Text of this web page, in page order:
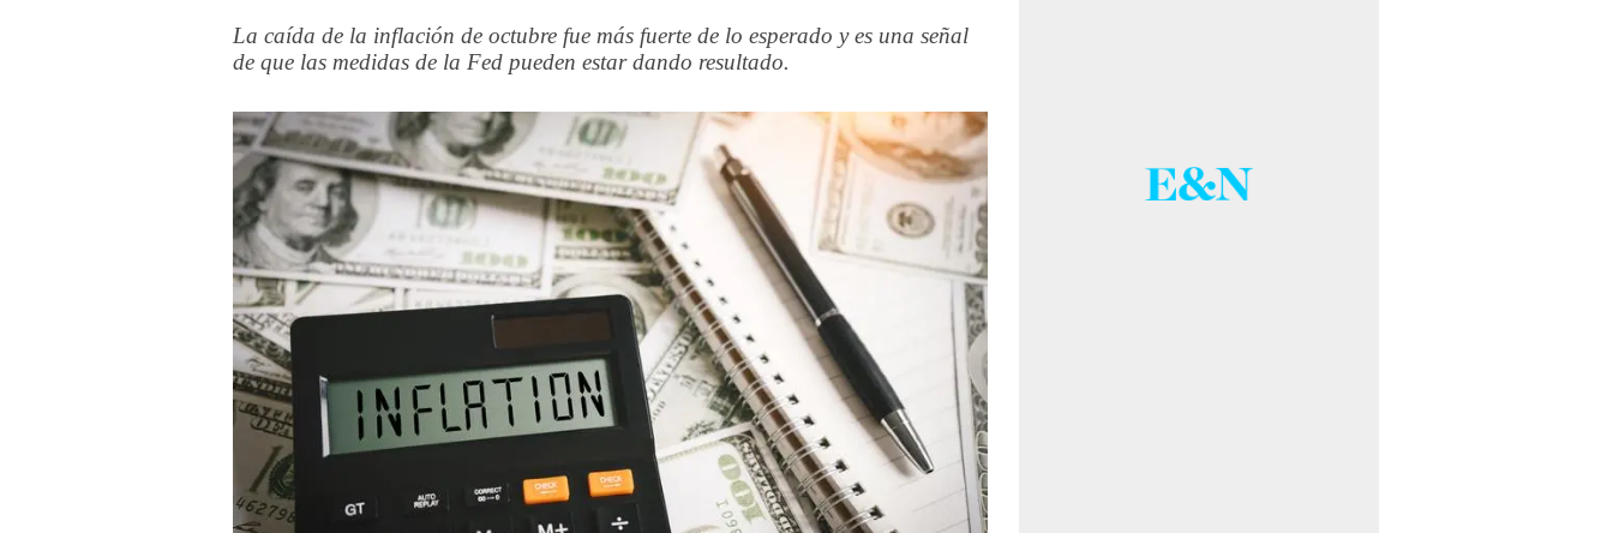
La caída de la inflación de octubre fue más fuerte de lo esperado y es una señal
de que las medidas de la Fed pueden estar dando resultado.